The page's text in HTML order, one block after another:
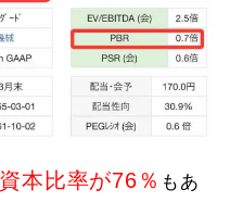
本比率が76％ もあ